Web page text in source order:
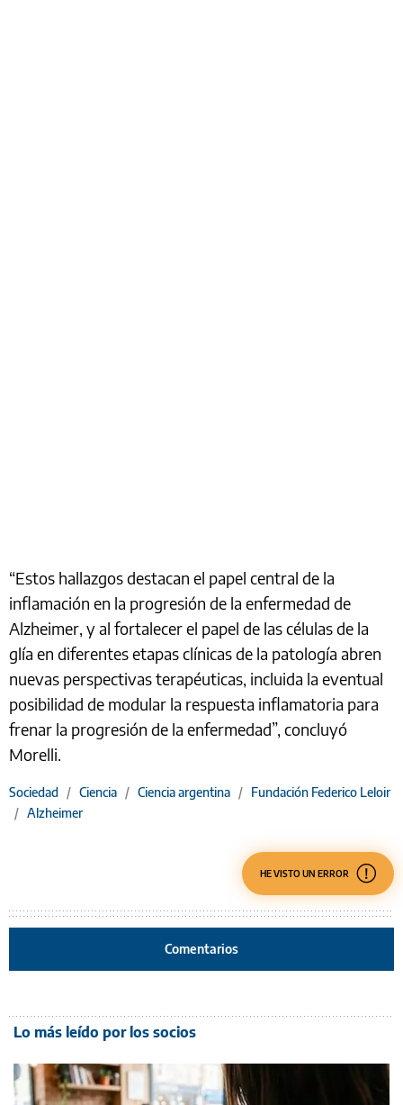
“Estos hallazgos destacan el papel central de la
inflamación en la progresión de la enfermedad de
Alzheimer, y al fortalecer el papel de las células de la
glía en diferentes etapas clínicas de la patología abren
nuevas perspectivas terapéuticas, incluida la eventual
posibilidad de modular la respuesta inflamatoria para
frenar la progresión de la enfermedad”, concluyó
Morelli.
Sociedad / Ciencia / Ciencia argentina / Fundación Federico Leloir
/ Alzheimer
HE VISTO UN ERROR
Comentarios
Lo más leído por los socios